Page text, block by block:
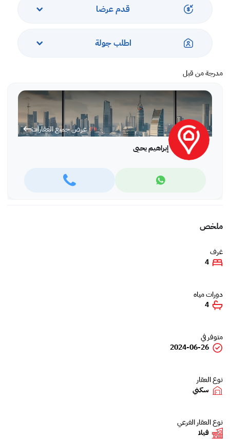
قدم عرضا
اطلب جولة
مدرجة من قبل
عرض جميع العقارات
إبراهيم يحيى
ملخص
غرف
4
دورات مياه
4
متوفر في
2024-06-26
نوع العقار
سكني
نوع العقار الفرعي
فيلا